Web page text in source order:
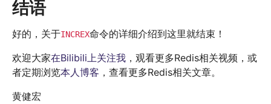
结语
好的，关于INCREX命令的详细介绍到这里就结束！
欢迎大家在Bilibili上关注我 ，观看更多Redis相关视频，或
者定期浏览本人博客 ，查看更多Redis相关文章。
黄健宏